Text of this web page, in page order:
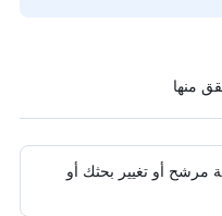
مرشح أو تغيير بحثك أو